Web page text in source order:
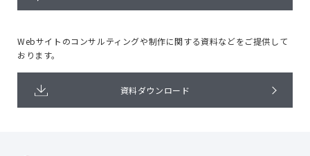
Webサイトのコンサルティングや制作に関する資料などをご提供して
おります。
資料ダウンロード